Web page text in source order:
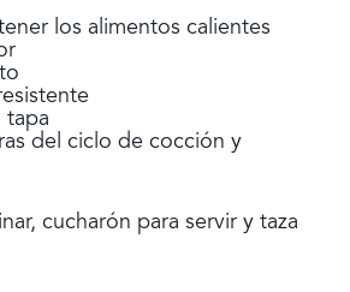
los alimentos calientes
tapa
del ciclo de cocción y
cucharón para servir y taza